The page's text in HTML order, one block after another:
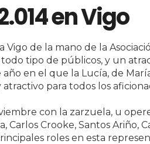
en Vigo
Vigo de la mano de la
tipo de públicos, y un
en el que la Lucía, de
para todos los
con la zarzuela, u
Carlos Crooke, Santos Ariño,
roles en esta